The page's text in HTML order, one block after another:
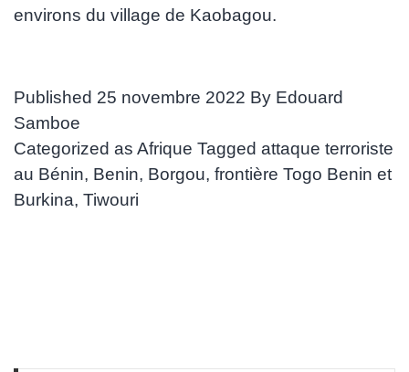
environs du village de Kaobagou.
Published 25 novembre 2022 By Edouard
Samboe
Categorized as Afrique Tagged attaque terroriste
au Bénin, Benin, Borgou, frontière Togo Benin et
Burkina, Tiwouri